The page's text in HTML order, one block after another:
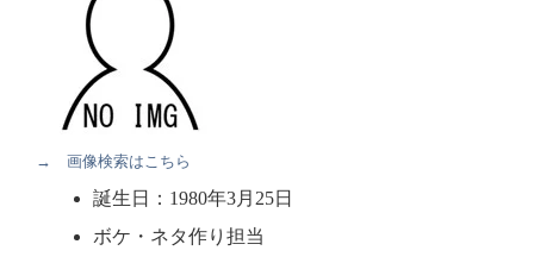
→ 画像検索はこちら
誕生日：1980年3月25日
ボケ・ネタ作り担当